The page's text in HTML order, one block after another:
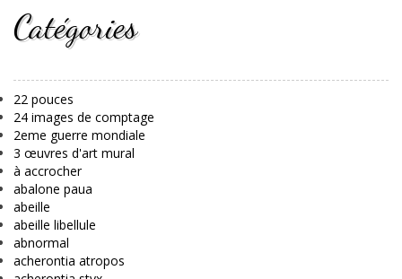
Catégories
22 pouces
24 images de comptage
2eme guerre mondiale
3 œuvres d'art mural
à accrocher
abalone paua
abeille
abeille libellule
abnormal
acherontia atropos